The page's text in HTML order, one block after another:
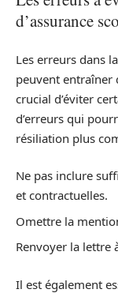
d’assurance
Les erreurs dans
peuvent entraîner
crucial d’éviter
d’erreurs qui
résiliation plus
Ne pas inclure
et contractuelles.
Omettre la
Renvoyer la lettre
Il est également